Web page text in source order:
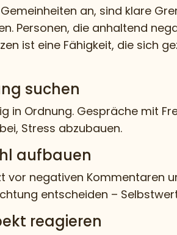
an, sind klare
Personen, die anhaltend
ist eine Fähigkeit, die sich
suchen
in Ordnung. Gespräche mit
Stress abzubauen.
aufbauen
vor negativen Kommentaren
entscheiden –
reagieren